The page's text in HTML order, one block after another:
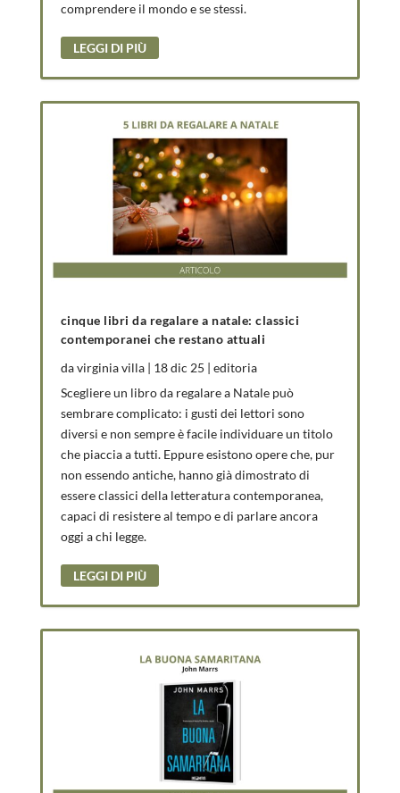
comprendere il mondo e se stessi.
LEGGI DI PIÙ
cinque libri da regalare a natale: classici
contemporanei che restano attuali
davirginia villa| 18 dic 25 | editoria
Scegliere un libro da regalare a Natale può
sembrare complicato: i gusti dei lettori sono
diversi e non sempre è facile individuare un titolo
che piaccia a tutti. Eppure esistono opere che, pur
non essendo antiche, hanno già dimostrato di
essere classici della letteratura contemporanea,
capaci di resistere al tempo e di parlare ancora
oggi a chi legge.
LEGGI DI PIÙ